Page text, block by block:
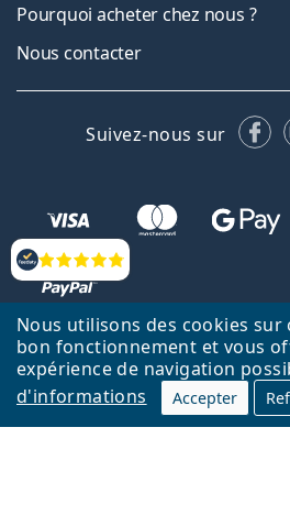
Nous utilisons des cookies sur
bon fonctionnement et vous
expérience de navigation
d'informations
Accepter
Évaluation
Pourquoi acheter chez nous ?
Nous contacter
Suivez-nous sur
Retour à la page
Lentiamo.fr est géré et exploité par
Un service en ligne